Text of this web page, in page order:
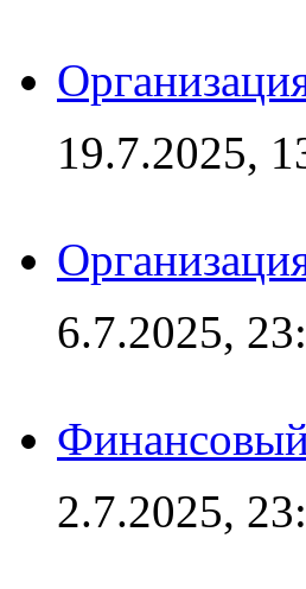
19.7.2025,
6.7.2025,
2.7.2025,